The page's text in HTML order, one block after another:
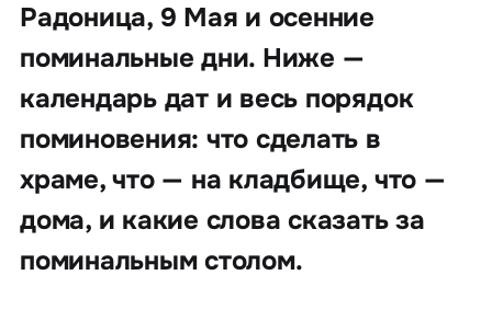
Радоница, 9 Мая и осенние
поминальные дни. Ниже —
календарь дат и весь порядок
поминовения: что сделать в
храме, что — на кладбище, что —
дома, и какие слова сказать за
поминальным столом.